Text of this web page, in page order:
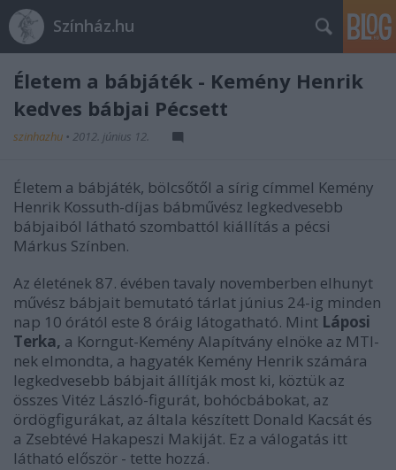
Színház.hu
Életem a bábjáték - Kemény Henrik
kedves bábjai Pécsett
szinhazhu • 2012. június 12.
Életem a bábjáték, bölcsőtől a sírig címmel Kemény
Henrik Kossuth-díjas bábművész legkedvesebb
bábjaiból látható szombattól kiállítás a pécsi
Márkus Színben.
Az életének 87. évében tavaly novemberben elhunyt
művész bábjait bemutató tárlat június 24-ig minden
nap 10 órától este 8 óráig látogatható. Mint Láposi
Terka, a Korngut-Kemény Alapítvány elnöke az MTI-
nek elmondta, a hagyaték Kemény Henrik számára
legkedvesebb bábjait állítják most ki, köztük az
összes Vitéz László-figurát, bohócbábokat, az
ördögfigurákat, az általa készített Donald Kacsát és
a Zsebtévé Hakapeszi Makiját. Ez a válogatás itt
látható először - tette hozzá.